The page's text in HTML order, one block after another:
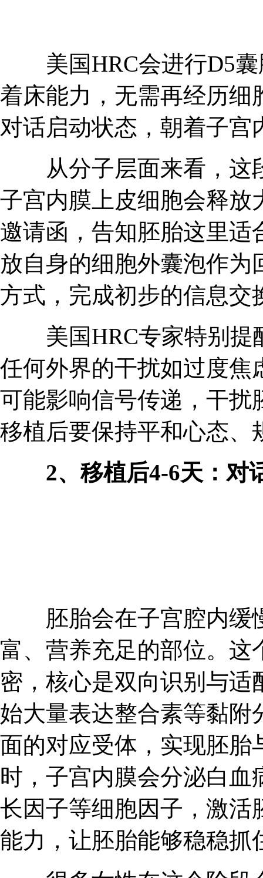
美国HRC会进行D5囊
着床能力，无需再经历细
对话启动状态，朝着子宫
从分子层面来看，这
子宫内膜上皮细胞会释放
邀请函，告知胚胎这里适
放自身的细胞外囊泡作
方式，完成初步的信息交
美国HRC专家特别提
任何外界的干扰如过度焦
可能影响信号传递，干扰
移植后要保持平和心态、
2、移植后4-6天：对
胚胎会在子宫腔内缓
富、营养充足的部位。这
密，核心是双向识别与
始大量表达整合素等黏附
面的对应受体，实现胚胎
时，子宫内膜会分泌白
长因子等细胞因子，激活
能力，让胚胎能够稳稳抓